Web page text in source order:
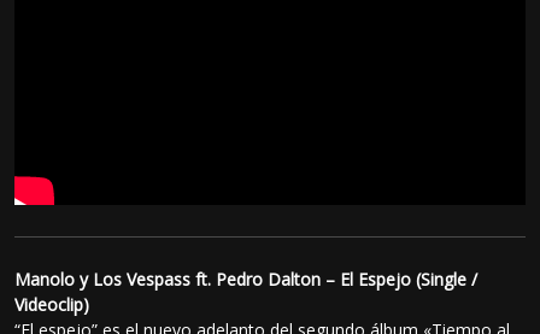
Manolo y Los Vespass ft. Pedro Dalton – El Espejo (Single /
Videoclip)
“El espejo” es el nuevo adelanto del segundo álbum «Tiempo al